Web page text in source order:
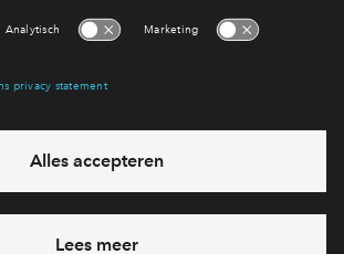
eventuele projecten
Ja, ik wil mij aanmelden